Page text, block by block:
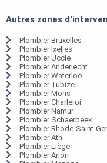
Autres zones
Plombier Bruxelles
Plombier Ixelles
Plombier Uccle
Plombier Anderlecht
Plombier Waterloo
Plombier Tubize
Plombier Mons
Plombier Charleroi
Plombier Namur
Plombier Schaerbeek
Plombier Rhode-Saint-
Plombier Ath
Plombier Liège
Plombier Arlon